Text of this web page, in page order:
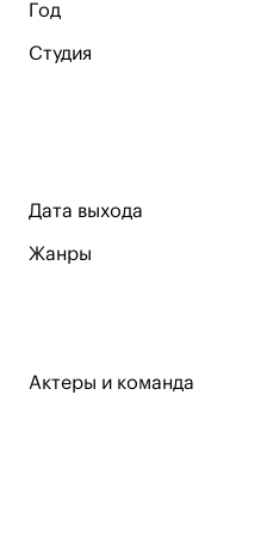
Год
Студия
Дата выхода
Жанры
Актеры и команда